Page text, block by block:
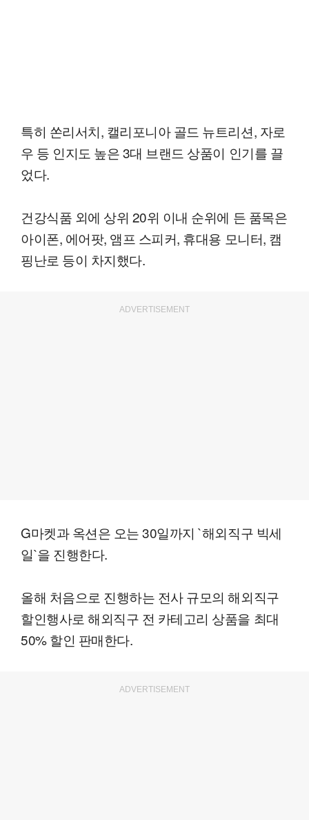
특히 쏜리서치, 캘리포니아 골드 뉴트리션, 자로
우 등 인지도 높은 3대 브랜드 상품이 인기를 끌
었다.
건강식품 외에 상위 20위 이내 순위에 든 품목은
아이폰, 에어팟, 앰프 스피커, 휴대용 모니터, 캠
핑난로 등이 차지했다.
ADVERTISEMENT
G마켓과 옥션은 오는 30일까지 `해외직구 빅세
일`을 진행한다.
올해 처음으로 진행하는 전사 규모의 해외직구
할인행사로 해외직구 전 카테고리 상품을 최대
50% 할인 판매한다.
ADVERTISEMENT